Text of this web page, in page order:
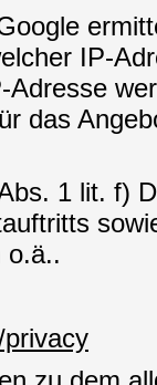
IP-
das
1 lit. f)
o.ä..